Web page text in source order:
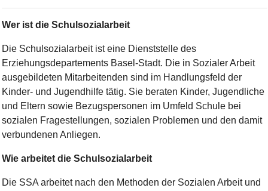
Wer ist die Schulsozialarbeit
Die Schulsozialarbeit ist eine Dienststelle des
Erziehungsdepartements Basel-Stadt. Die in Sozialer Arbeit
ausgebildeten Mitarbeitenden sind im Handlungsfeld der
Kinder- und Jugendhilfe tätig. Sie beraten Kinder, Jugendliche
und Eltern sowie Bezugspersonen im Umfeld Schule bei
sozialen Fragestellungen, sozialen Problemen und den damit
verbundenen Anliegen.
Wie arbeitet die Schulsozialarbeit
Die SSA arbeitet nach den Methoden der Sozialen Arbeit und